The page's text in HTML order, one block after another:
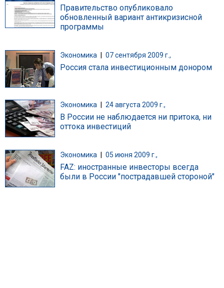
Правительство опубликовало
обновленный вариант антикризисной
программы
Экономика 07 сентября 2009 г.,
Россия стала инвестиционным донором
Экономика 24 августа 2009 г.,
В России не наблюдается ни притока, ни
оттока инвестиций
Экономика 05 июня 2009 г.,
FAZ: иностранные инвесторы всегда
были в России "пострадавшей стороной"